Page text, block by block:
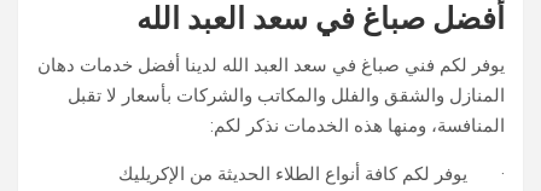
أفضل صباغ في سعد العبد الله
يوفر لكم فني صباغ في سعد العبد الله لدينا أفضل خدمات دهان
المنازل والشقق والفلل والمكاتب والشركات بأسعار لا تقبل
المنافسة، ومنها هذه الخدمات نذكر لكم:
· يوفر لكم كافة أنواع الطلاء الحديثة من الإكريليك